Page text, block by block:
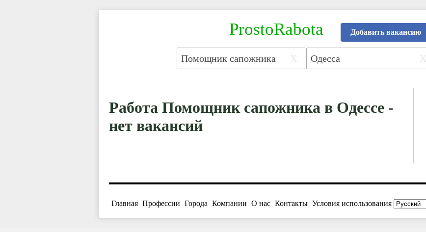
ProstoRabota Добавить вакансию
X X
Работа Помощник сапожника в Одессе -
нет вакансий
Главная Профессии Города Компании О нас Контакты Условия использования